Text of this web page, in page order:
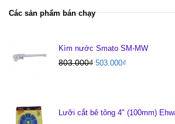
Các sản phẩm bán chạy
Kìm nước Smato SM-MW
803.000₫ 503.000₫
Lưỡi cắt bê tông 4" (100mm)